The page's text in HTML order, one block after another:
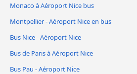
Monaco à Aéroport Nice bus
Montpellier - Aéroport Nice en bus
Bus Nice - Aéroport Nice
Bus de Paris à Aéroport Nice
Bus Pau - Aéroport Nice